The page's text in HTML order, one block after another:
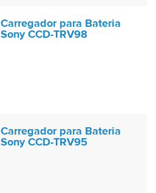
Carregador para Bateria
Sony CCD-TRV98
Carregador para Bateria
Sony CCD-TRV95